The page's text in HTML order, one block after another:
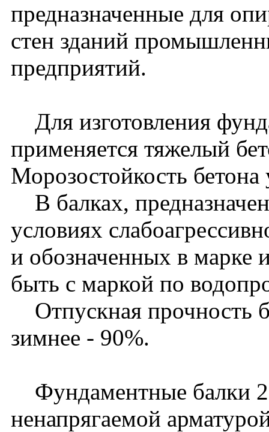
предназначенные для
стен зданий
предприятий.
Для изготовления
применяется тяжелый
Морозостойкость бетона
В балках,
условиях
и обозначенных в марке
быть с маркой по
Отпускная прочность
зимнее - 90%.
Фундаментные балки
ненапрягаемой